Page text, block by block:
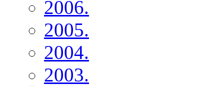
2006.
2005.
2004.
2003.